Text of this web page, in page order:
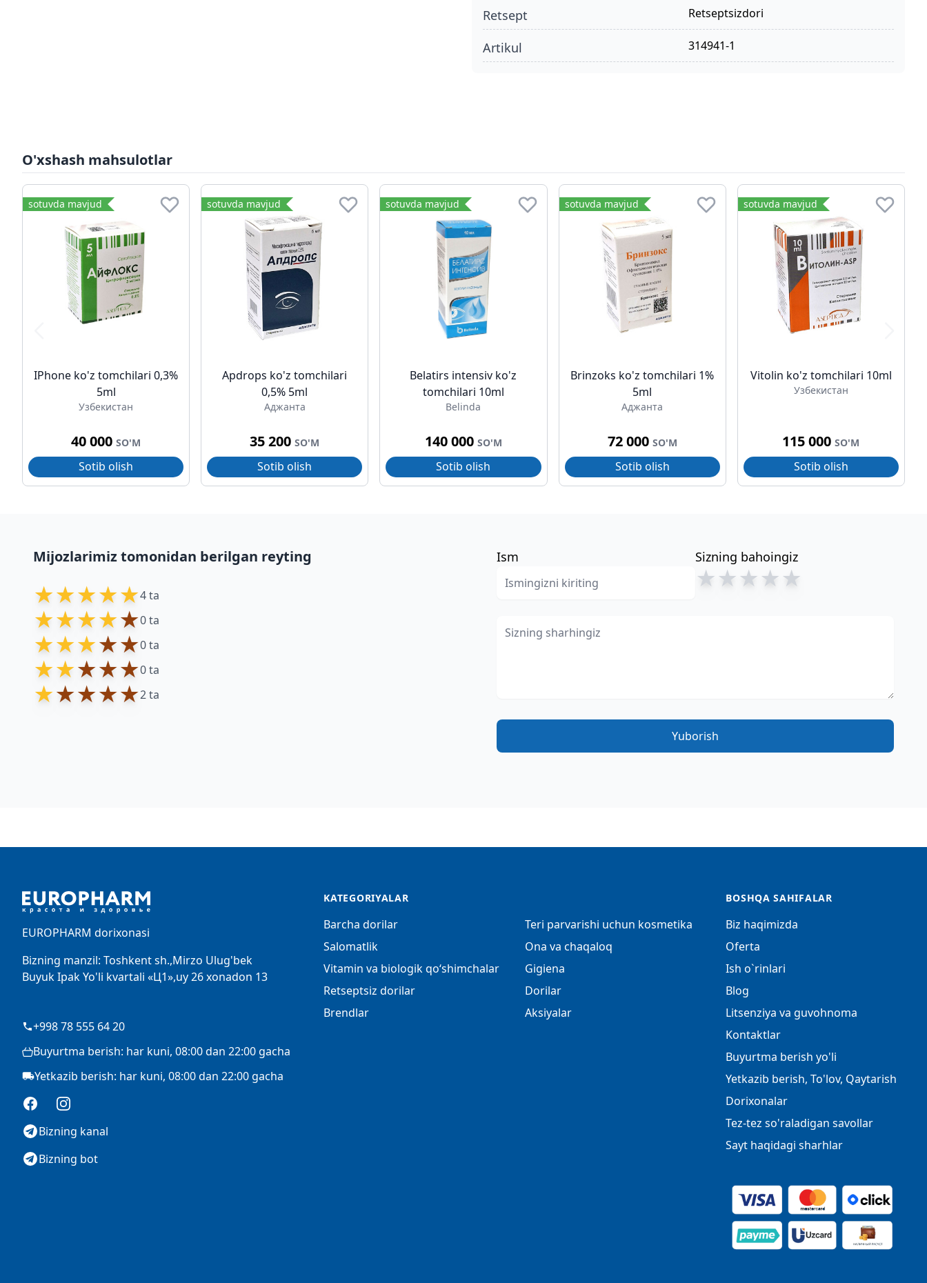
retsept retseptsizdori
Artikul 314941-1
O'xshash mahsulotlar
sotuvda mavjud
IPhone ko'z tomchilari 0,3%
5ml
Узбекистан
40 000SO'M
Sotib olish
sotuvda mavjud
Apdrops ko'z tomchilari
0,5% 5ml
Аджанта
35 200SO'M
Sotib olish
sotuvda mavjud
Belatirs intensiv ko'z
tomchilari 10ml
Belinda
140 000 SO'M
Sotib olish
sotuvda mavjud
Brinzoks ko'z tomchilari 1%
5ml
Аджанта
72 000 SO'M
Sotib olish
sotuvda mavjud
Vitolin ko'z tomchilari 10ml
Узбекистан
115 000SO'M
Sotib olish
Mijozlarimiz tomonidan berilgan reyting
★★★★★4 ta
★★★★★0 ta
★★★★★0 ta
★★★★★0 ta
★★★★★2 ta
Ism Sizning bahoingiz
★★★★★
Yuborish
EUROPHARM dorixonasi
Bizning manzil: Toshkent sh.,Mirzo Ulug'bek
Buyuk Ipak Yo'li kvartali «Ц1»,uy 26 xonadon 13
+998 78 555 64 20
Buyurtma berish: har kuni, 08:00 dan 22:00 gacha
Yetkazib berish: har kuni, 08:00 dan 22:00 gacha
FacebookInstagram
Bizning kanal
Bizning bot
KATEGORIYALAR
Barcha dorilar
Salomatlik
Vitamin va biologik qo‘shimchalar
Retseptsiz dorilar
Brendlar
Teri parvarishi uchun kosmetika
Ona va chaqaloq
Gigiena
Dorilar
Aksiyalar
BOSHQA SAHIFALAR
Biz haqimizda
Oferta
Ish o`rinlari
Blog
Litsenziya va guvohnoma
Kontaktlar
Buyurtma berish yo'li
Yetkazib berish, To'lov, Qaytarish
Dorixonalar
Tez-tez so'raladigan savollar
Sayt haqidagi sharhlar